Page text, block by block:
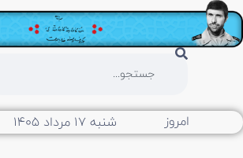
امروز شنبه ۱۷ مرداد ۱۴۰۵